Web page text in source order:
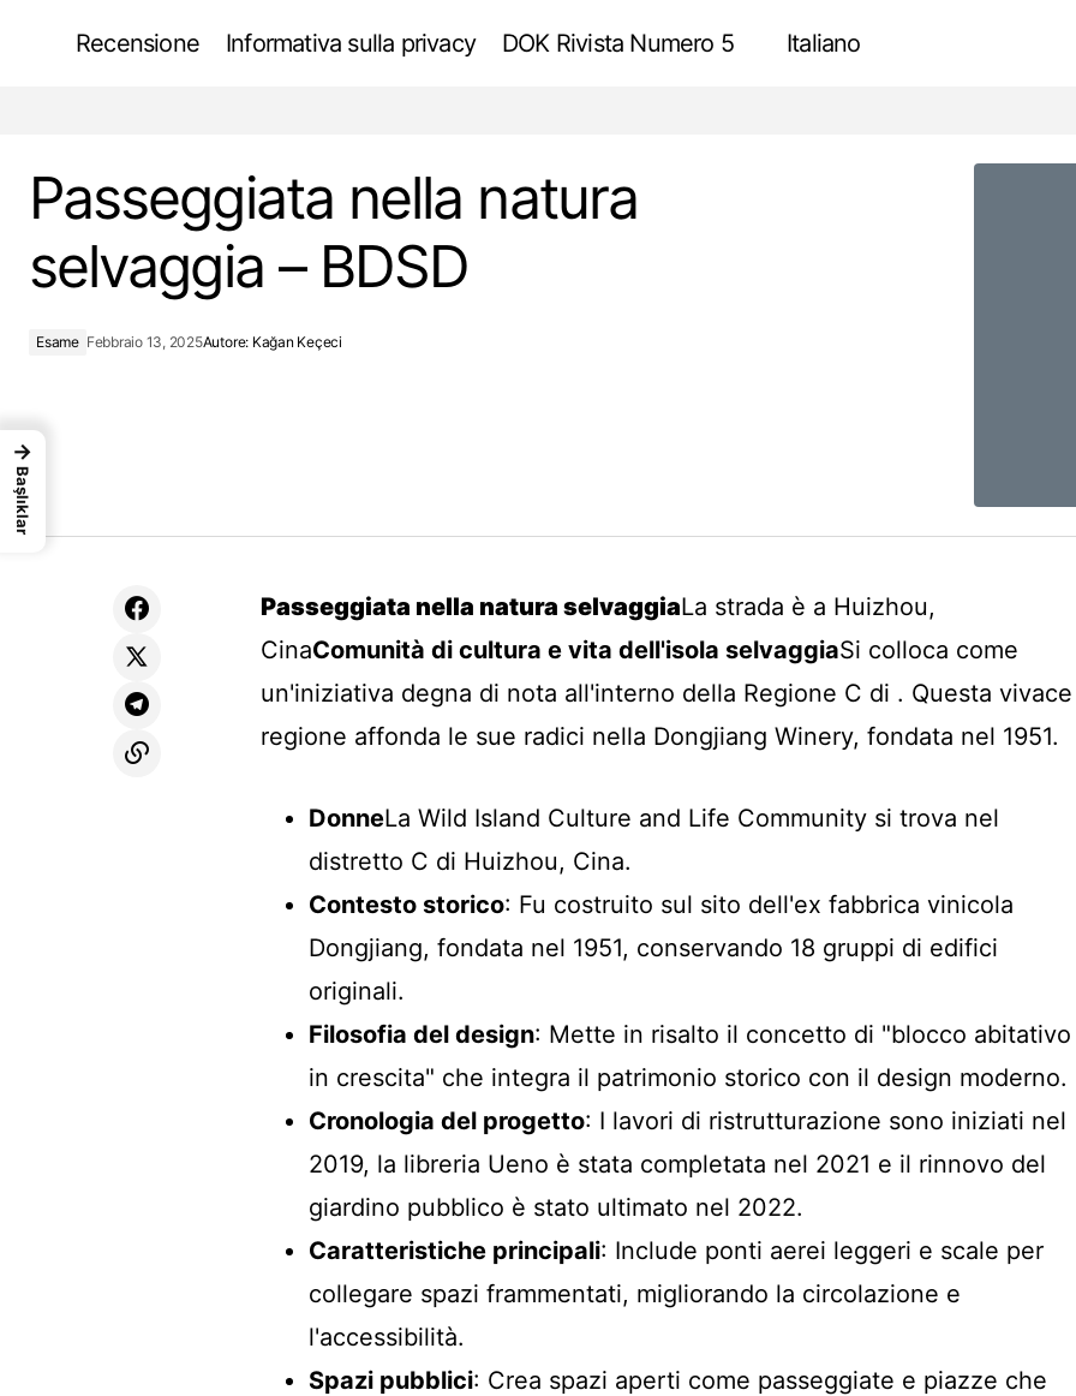
Recensione Informativa sulla privacy DOK Rivista Numero 5 Italiano
Passeggiata nella natura
selvaggia – BDSD
Esame Febbraio 13, 2025Autore: Kağan Keçeci
Passeggiata nella natura selvaggiaLa strada è a Huizhou,
CinaComunità di cultura e vita dell'isola selvaggiaSi colloca come
un'iniziativa degna di nota all'interno della Regione C di . Questa vivace
regione affonda le sue radici nella Dongjiang Winery, fondata nel 1951.
DonneLa Wild Island Culture and Life Community si trova nel
distretto C di Huizhou, Cina.
Contesto storico: Fu costruito sul sito dell'ex fabbrica vinicola
Dongjiang, fondata nel 1951, conservando 18 gruppi di edifici
originali.
Filosofia del design: Mette in risalto il concetto di "blocco abitativo
in crescita" che integra il patrimonio storico con il design moderno.
Cronologia del progetto: I lavori di ristrutturazione sono iniziati nel
2019, la libreria Ueno è stata completata nel 2021 e il rinnovo del
giardino pubblico è stato ultimato nel 2022.
Caratteristiche principali: Include ponti aerei leggeri e scale per
collegare spazi frammentati, migliorando la circolazione e
l'accessibilità.
Spazi pubblici: Crea spazi aperti come passeggiate e piazze che
→
Başlıklar